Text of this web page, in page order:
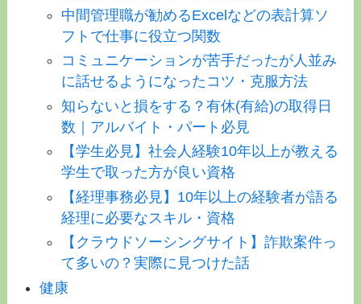
中間管理職が勧めるExcelなどの表計算ソ
フトで仕事に役立つ関数
コミュニケーションが苦手だったが人並み
に話せるようになったコツ・克服方法
知らないと損をする？有休(有給)の取得日
数｜アルバイト・パート必見
【学生必見】社会人経験10年以上が教える
学生で取った方が良い資格
【経理事務必見】10年以上の経験者が語る
経理に必要なスキル・資格
【クラウドソーシングサイト】詐欺案件っ
て多いの？実際に見つけた話
健康